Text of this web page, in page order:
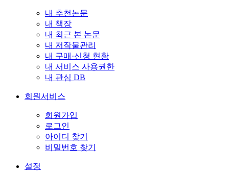
내 추천논문
내 책장
내 최근 본 논문
내 저작물관리
내 구매·신청 현황
내 서비스 사용권한
내 관심 DB
회원서비스
회원가입
로그인
아이디 찾기
비밀번호 찾기
설정